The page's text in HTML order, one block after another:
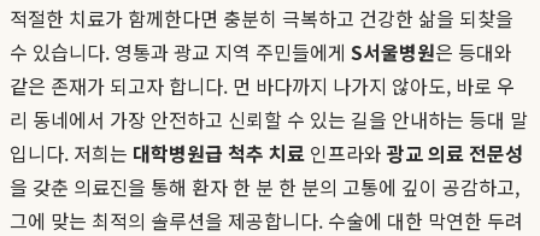
적절한 치료가 함께한다면 충분히 극복하고 건강한 삶을 되찾을
수 있습니다. 영통과 광교 지역 주민들에게 S서울병원은 등대와
같은 존재가 되고자 합니다. 먼 바다까지 나가지 않아도, 바로 우
리 동네에서 가장 안전하고 신뢰할 수 있는 길을 안내하는 등대 말
입니다. 저희는 대학병원급 척추 치료 인프라와광교 의료 전문성
을 갖춘 의료진을 통해 환자 한 분 한 분의 고통에 깊이 공감하고,
그에 맞는 최적의 솔루션을 제공합니다. 수술에 대한 막연한 두려